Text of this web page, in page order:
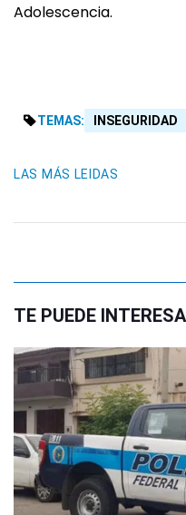
Adolescencia.
TEMAS: INSEGURIDAD
LAS MÁS LEIDAS
TE PUEDE